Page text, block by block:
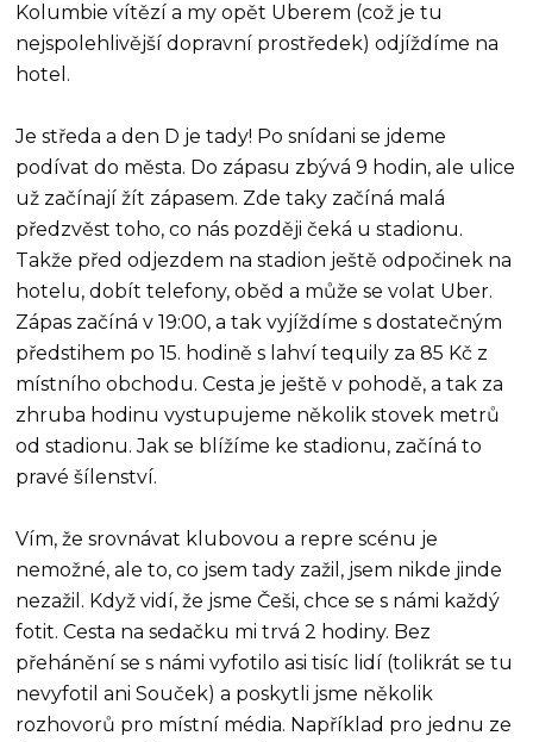
Kolumbie vítězí a my opět Uberem (což je tu
nejspolehlivější dopravní prostředek) odjíždíme na
hotel.
Je středa a den D je tady! Po snídani se jdeme
podívat do města. Do zápasu zbývá 9 hodin, ale ulice
už začínají žít zápasem. Zde taky začíná malá
předzvěst toho, co nás později čeká u stadionu.
Takže před odjezdem na stadion ještě odpočinek na
hotelu, dobít telefony, oběd a může se volat Uber.
Zápas začíná v 19:00, a tak vyjíždíme s dostatečným
předstihem po 15. hodině s lahví tequily za 85 Kč z
místního obchodu. Cesta je ještě v pohodě, a tak za
zhruba hodinu vystupujeme několik stovek metrů
od stadionu. Jak se blížíme ke stadionu, začíná to
pravé šílenství.
Vím, že srovnávat klubovou a repre scénu je
nemožné, ale to, co jsem tady zažil, jsem nikde jinde
nezažil. Když vidí, že jsme Češi, chce se s námi každý
fotit. Cesta na sedačku mi trvá 2 hodiny. Bez
přehánění se s námi vyfotilo asi tisíc lidí (tolikrát se tu
nevyfotil ani Souček) a poskytli jsme několik
rozhovorů pro místní média. Například pro jednu ze